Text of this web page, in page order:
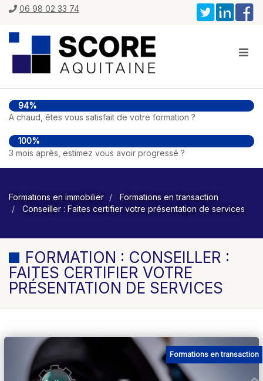
06 98 02 33 74
94%
A chaud, êtes vous satisfait de votre formation ?
100%
3 mois après, estimez vous avoir progressé ?
Formations en immobilier
Formations en transaction
Conseiller : Faites certifier votre présentation de services
FORMATION : CONSEILLER :
FAITES CERTIFIER VOTRE
PRÉSENTATION DE SERVICES
Formations en transaction